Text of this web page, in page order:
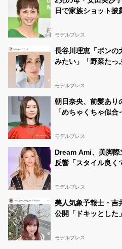
日で家族ショット披
モデルプレス
長谷川理恵「ボンの
みたい」「野菜たっ
モデルプレス
朝日奈央、前髪あり
「めちゃくちゃ似合
モデルプレス
Dream Ami、美脚際
反響「スタイル良く
モデルプレス
美人気象予報士・吉
公開「ドキッとした
モデルプレス